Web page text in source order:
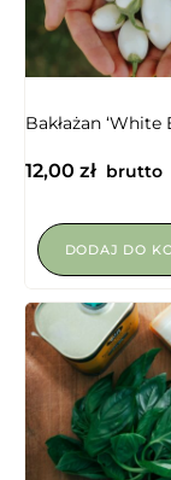
Bakłażan ‘White
12,00 zł brutto
DODAJ DO